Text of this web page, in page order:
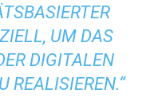
UM DAS
DIGITALEN
REALISIEREN.“